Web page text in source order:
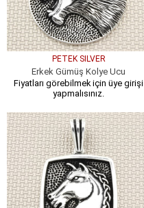
PETEK SILVER
Erkek Gümüş Kolye Ucu
Fiyatları görebilmek için üye girişi
yapmalısınız.